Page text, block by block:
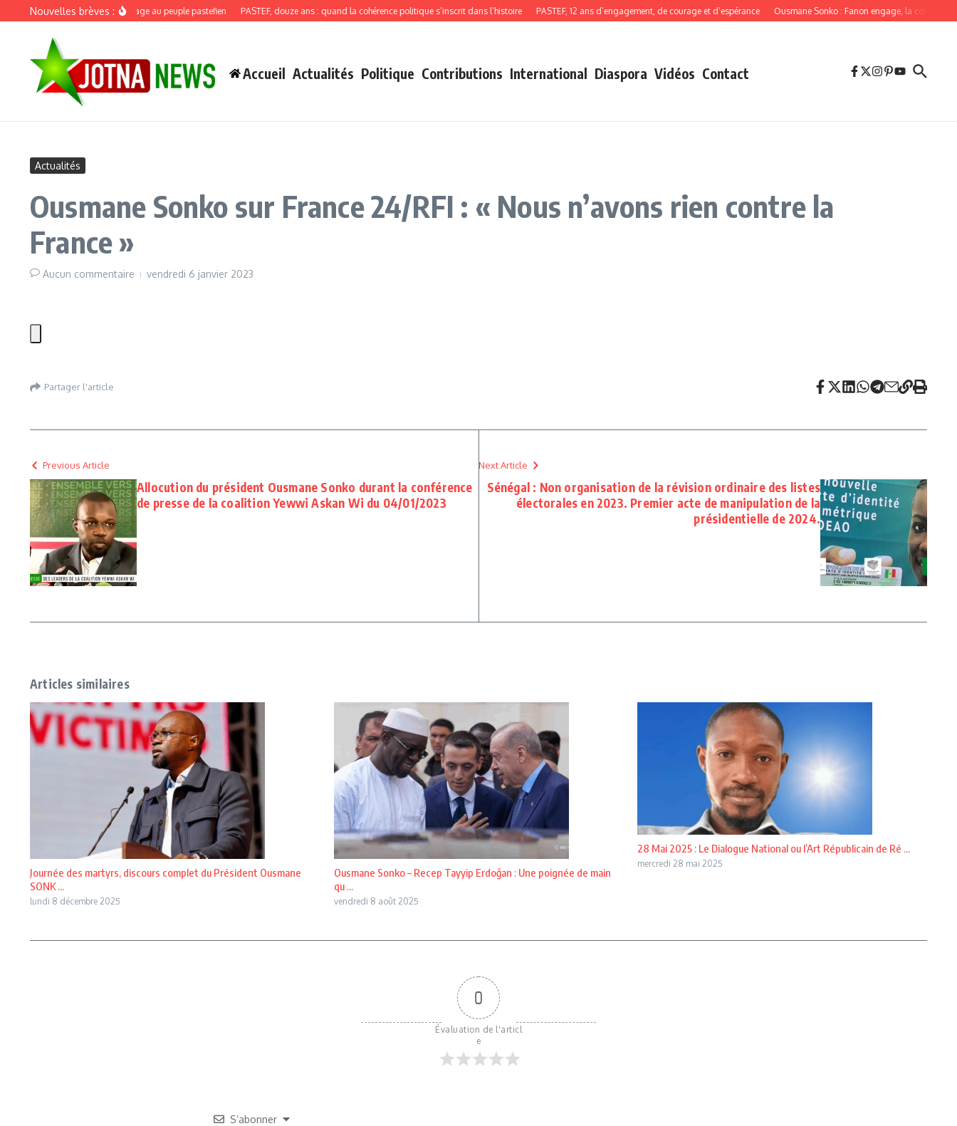
Aller au contenu
Nouvelles brèves :
Discours de recadrage au peuple pastefien PASTEF, douze ans : quand la cohérence politique s’inscrit dans l’histoire PASTEF, 12 ans d’engagement, de courage et d’espérance Ousmane Sonko : Fanon engage, la cohérence
Accueil Actualités Politique Contributions International Diaspora Vidéos Contact
Actualités
Ousmane Sonko sur France 24/RFI : « Nous n’avons rien contre la
France »
Aucun commentaire vendredi 6 janvier 2023
Partager l'article
Previous Article
Allocution du président Ousmane Sonko durant la conférence
de presse de la coalition Yewwi Askan Wi du 04/01/2023
Next Article
Sénégal : Non organisation de la révision ordinaire des listes
électorales en 2023. Premier acte de manipulation de la
présidentielle de 2024.
Articles similaires
Journée des martyrs, discours complet du Président Ousmane
SONK ...
lundi 8 décembre 2025
Ousmane Sonko – Recep Tayyip Erdoğan : Une poignée de main
qu ...
vendredi 8 août 2025
28 Mai 2025 : Le Dialogue National ou l’Art Républicain de Ré ...
mercredi 28 mai 2025
0
Évaluation de l'articl
e
S’abonner